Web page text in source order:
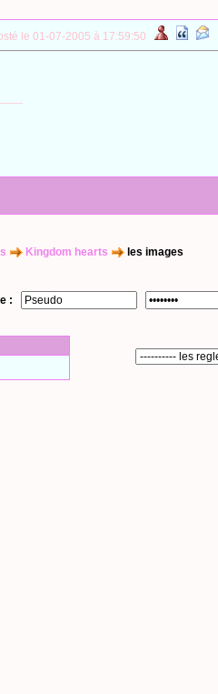
le 01-07-2005 à 17:59:50
Kingdom hearts les images
: